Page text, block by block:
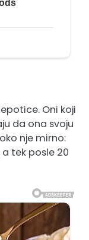
Oni koji
da ona svoju
nje mirno:
tek posle 20